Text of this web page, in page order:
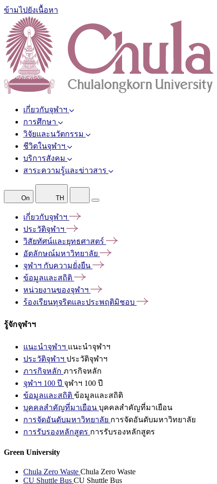
ข้ามไปยังเนื้อหา
เกี่ยวกับจุฬาฯ
การศึกษา
วิจัยและนวัตกรรม
ชีวิตในจุฬาฯ
บริการสังคม
สาระความรู้และข่าวสาร
On TH
เกี่ยวกับจุฬาฯ
ประวัติจุฬาฯ
วิสัยทัศน์และยุทธศาสตร์
อัตลักษณ์มหาวิทยาลัย
จุฬาฯ กับความยั่งยืน
ข้อมูลและสถิติ
หน่วยงานของจุฬาฯ
ร้องเรียนทุจริตและประพฤติมิชอบ
รู้จักจุฬาฯ
แนะนำจุฬาฯ แนะนำจุฬาฯ
ประวัติจุฬาฯ ประวัติจุฬาฯ
ภารกิจหลัก ภารกิจหลัก
จุฬาฯ 100 ปี จุฬาฯ 100 ปี
ข้อมูลและสถิติ ข้อมูลและสถิติ
บุคคลสำคัญที่มาเยือน บุคคลสำคัญที่มาเยือน
การจัดอันดับมหาวิทยาลัย การจัดอันดับมหาวิทยาลัย
การรับรองหลักสูตร การรับรองหลักสูตร
Green University
Chula Zero Waste Chula Zero Waste
CU Shuttle Bus CU Shuttle Bus